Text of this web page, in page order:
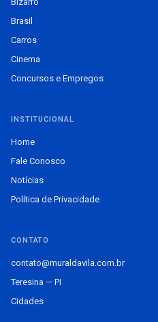
Brasil
Carros
Cinema
Concursos e Empregos
INSTITUCIONAL
Home
Fale Conosco
Notícias
Política de Privacidade
CONTATO
contato@muraldavila.com.br
Teresina — PI
Cidades